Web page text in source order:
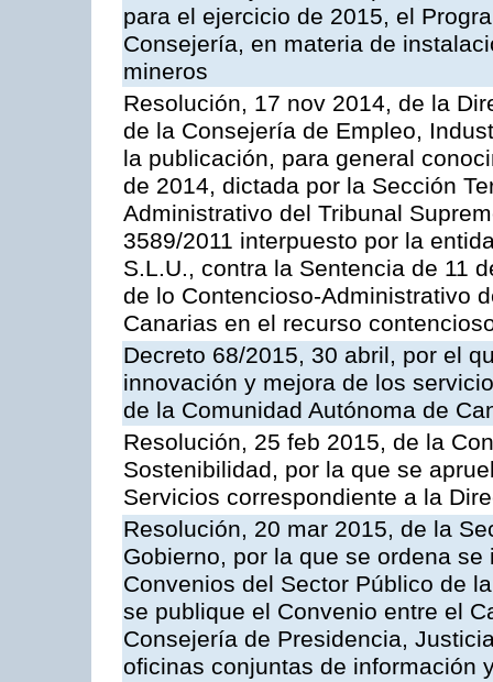
para el ejercicio de 2015, el
Consejería, en materia de
mineros
Resolución, 17 nov 2014, de la
de la Consejería de Empleo,
la publicación, para general
de 2014, dictada por la Sección
Administrativo del Tribunal
3589/2011 interpuesto por la
S.L.U., contra la Sentencia de 11
de lo Contencioso-Administrativo
Canarias en el recurso
Decreto 68/2015, 30 abril, por el
innovación y mejora de los
de la Comunidad Autónoma de
Resolución, 25 feb 2015, de la
Sostenibilidad, por la que se
Servicios correspondiente a la
Resolución, 20 mar 2015, de la
Gobierno, por la que se ordena
Convenios del Sector Público de
se publique el Convenio entre el
Consejería de Presidencia,
oficinas conjuntas de información